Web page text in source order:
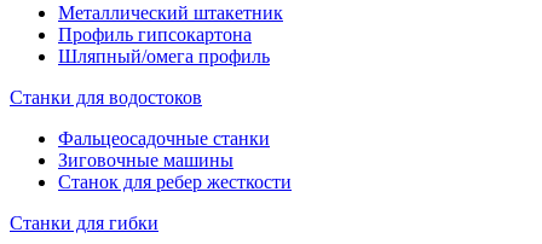
Металлический штакетник
Профиль гипсокартона
Шляпный/омега профиль
Станки для водостоков
Фальцеосадочные станки
Зиговочные машины
Станок для ребер жесткости
Станки для гибки